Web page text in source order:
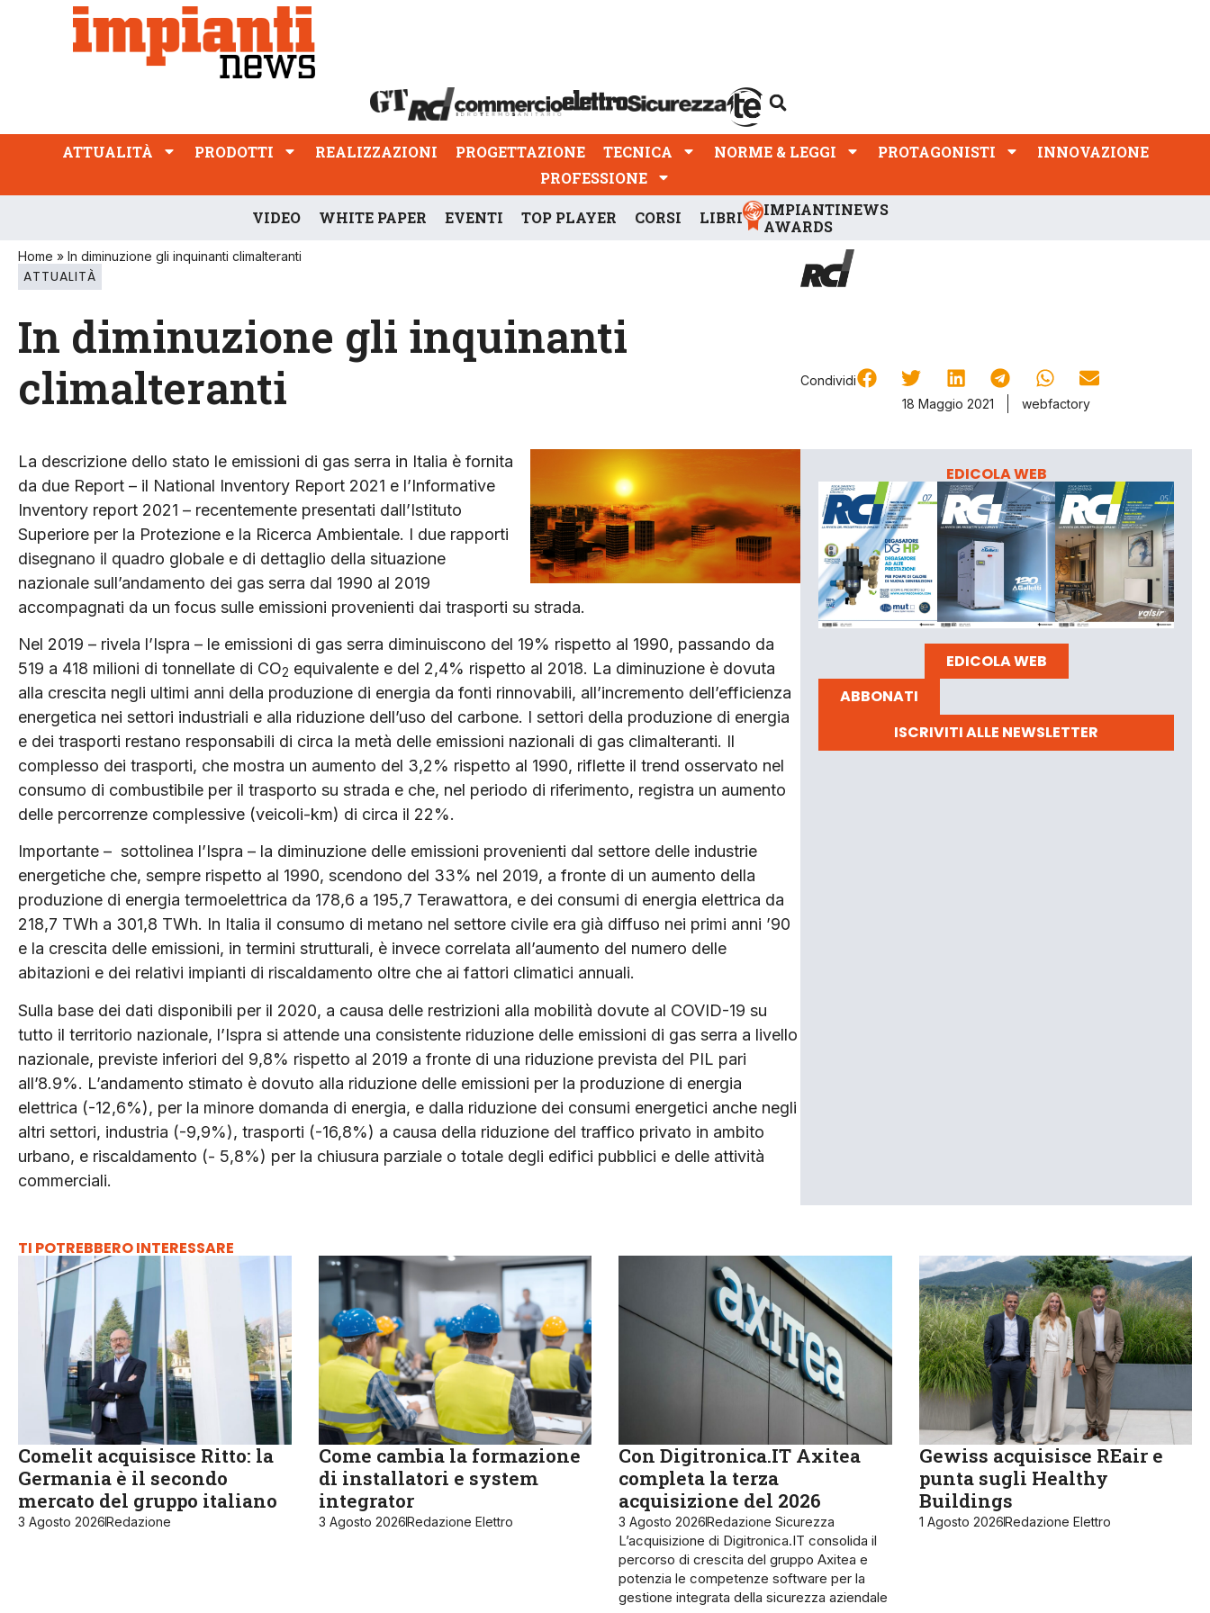
ATTUALITÀ PRODOTTI REALIZZAZIONI
PROFESSIONE
ATTUALITÀ PRODOTTI REALIZZAZIONI PROGETTAZIONE TECNICA NORME & LEGGI PROTAGONISTI
INNOVAZIONE
PROFESSIONE
VIDEO WHITE PAPER EVENTI TOP PLAYER CORSI LIBRI
IMPIANTINEWS
AWARDS
Home » In diminuzione gli inquinanti climalteranti
ATTUALITÀ
In diminuzione gli inquinanti
climalteranti
Condividi
18 Maggio 2021
webfactory
La descrizione dello stato le emissioni di gas serra in Italia è fornita
da due Report – il National Inventory Report 2021 e l’Informative
Inventory report 2021 – recentemente presentati dall’Istituto
Superiore per la Protezione e la Ricerca Ambientale. I due rapporti
disegnano il quadro globale e di dettaglio della situazione
nazionale sull’andamento dei gas serra dal 1990 al 2019
accompagnati da un focus sulle emissioni provenienti dai trasporti su strada.
Nel 2019 – rivela l’Ispra – le emissioni di gas serra diminuiscono del 19% rispetto al 1990, passando da
519 a 418 milioni di tonnellate di CO2 equivalente e del 2,4% rispetto al 2018. La diminuzione è dovuta
alla crescita negli ultimi anni della produzione di energia da fonti rinnovabili, all’incremento dell’efficienza
energetica nei settori industriali e alla riduzione dell’uso del carbone. I settori della produzione di energia
e dei trasporti restano responsabili di circa la metà delle emissioni nazionali di gas climalteranti. Il
complesso dei trasporti, che mostra un aumento del 3,2% rispetto al 1990, riflette il trend osservato nel
consumo di combustibile per il trasporto su strada e che, nel periodo di riferimento, registra un aumento
delle percorrenze complessive (veicoli-km) di circa il 22%.
Importante – sottolinea l’Ispra – la diminuzione delle emissioni provenienti dal settore delle industrie
energetiche che, sempre rispetto al 1990, scendono del 33% nel 2019, a fronte di un aumento della
produzione di energia termoelettrica da 178,6 a 195,7 Terawattora, e dei consumi di energia elettrica da
218,7 TWh a 301,8 TWh. In Italia il consumo di metano nel settore civile era già diffuso nei primi anni ’90
e la crescita delle emissioni, in termini strutturali, è invece correlata all’aumento del numero delle
abitazioni e dei relativi impianti di riscaldamento oltre che ai fattori climatici annuali.
Sulla base dei dati disponibili per il 2020, a causa delle restrizioni alla mobilità dovute al COVID-19 su
tutto il territorio nazionale, l’Ispra si attende una consistente riduzione delle emissioni di gas serra a livello
nazionale, previste inferiori del 9,8% rispetto al 2019 a fronte di una riduzione prevista del PIL pari
all’8.9%. L’andamento stimato è dovuto alla riduzione delle emissioni per la produzione di energia
elettrica (-12,6%), per la minore domanda di energia, e dalla riduzione dei consumi energetici anche negli
altri settori, industria (-9,9%), trasporti (-16,8%) a causa della riduzione del traffico privato in ambito
urbano, e riscaldamento (- 5,8%) per la chiusura parziale o totale degli edifici pubblici e delle attività
commerciali.
EDICOLA WEB
EDICOLA WEB
ABBONATI
ISCRIVITI ALLE NEWSLETTER
TI POTREBBERO INTERESSARE
Comelit acquisisce Ritto: la
Germania è il secondo
mercato del gruppo italiano
3 Agosto 2026Redazione
Come cambia la formazione
di installatori e system
integrator
3 Agosto 2026Redazione Elettro
Con Digitronica.IT Axitea
completa la terza
acquisizione del 2026
3 Agosto 2026Redazione Sicurezza
L’acquisizione di Digitronica.IT consolida il
percorso di crescita del gruppo Axitea e
potenzia le competenze software per la
gestione integrata della sicurezza aziendale
Gewiss acquisisce REair e
punta sugli Healthy
Buildings
1 Agosto 2026Redazione Elettro